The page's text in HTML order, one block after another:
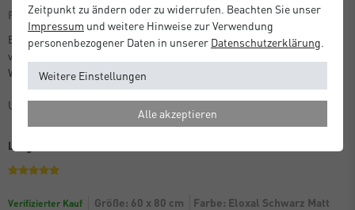
Farbe: Eloxal Schwarz Matt
Einwandfreie Ware, alles wie beschrieben, sauber und sicher
verpackt. Der Rahmen ist sauber verarbeitet, keine Lücken in den
Winkeln. Würde ich jederzeit wieder kaufen.
Uwe B.
Langsamer Versand
Verifizierter Kauf Größe: 60 x 80 cm
Farbe: Eloxal Schwarz Matt
Zeitpunkt zu ändern oder zu widerrufen. Beachten Sie unser
Impressum und weitere Hinweise zur Verwendung
personenbezogener Daten in unserer Daten­schutz­erklärung
Weitere Einstellungen
Alle akzeptieren